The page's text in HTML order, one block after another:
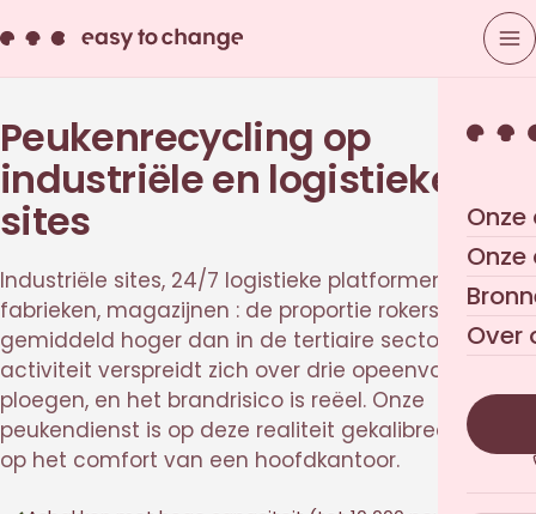
Over
Peukenrecycling op
industriële en logistieke
sites
Industriële sites, 24/7 logistieke platformen,
fabrieken, magazijnen : de proportie rokers ligt er
gemiddeld hoger dan in de tertiaire sector, de
activiteit verspreidt zich over drie opeenvolgende
ploegen, en het brandrisico is reëel. Onze
peukendienst is op deze realiteit gekalibreerd, niet
op het comfort van een hoofdkantoor.